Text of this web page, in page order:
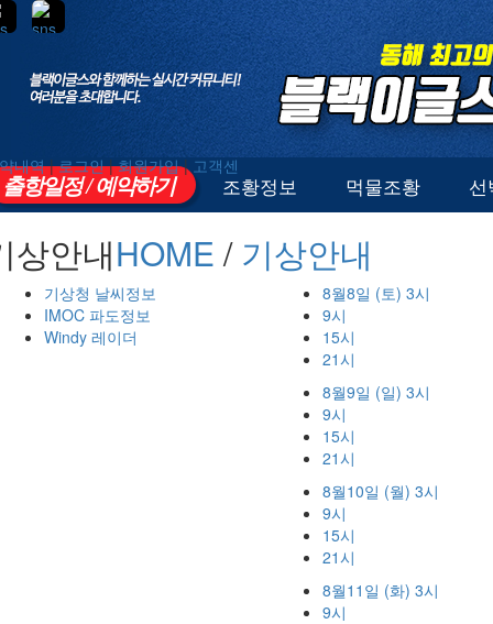
내역|로그인|회원가입|고객센
출항일정 / 예약하기 조황정보 먹물조황
상안내HOME / 기상안내
기상청 날씨정보
IMOC 파도정보
Windy 레이더
8월8일 (토) 3시
9시
15시
21시
8월9일 (일) 3시
9시
15시
21시
8월10일 (월) 3시
9시
15시
21시
8월11일 (화) 3시
9시